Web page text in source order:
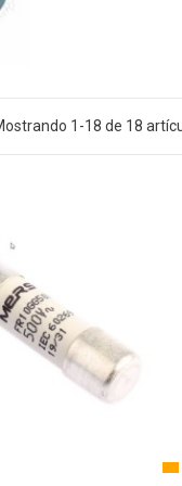
1-18 de 18